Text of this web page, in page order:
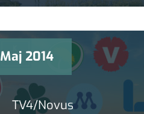
tungan på vågen
Maj 2014
TV4/Novus